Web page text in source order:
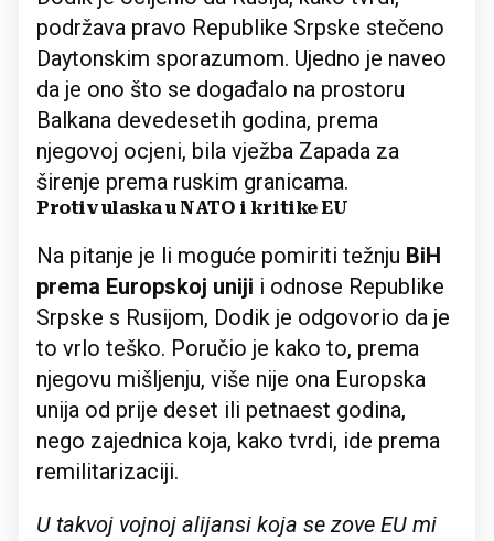
podržava pravo Republike Srpske stečeno
Daytonskim sporazumom. Ujedno je naveo
da je ono što se događalo na prostoru
Balkana devedesetih godina, prema
njegovoj ocjeni, bila vježba Zapada za
širenje prema ruskim granicama.
Protiv ulaska u NATO i kritike EU
Na pitanje je li moguće pomiriti težnju BiH
prema Europskoj uniji i odnose Republike
Srpske s Rusijom, Dodik je odgovorio da je
to vrlo teško. Poručio je kako to, prema
njegovu mišljenju, više nije ona Europska
unija od prije deset ili petnaest godina,
nego zajednica koja, kako tvrdi, ide prema
remilitarizaciji.
U takvoj vojnoj alijansi koja se zove EU mi